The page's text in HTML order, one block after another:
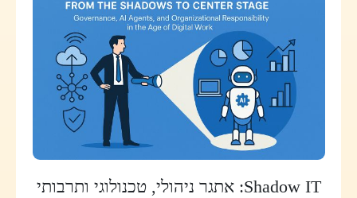
Shadow IT: אתגר ניהולי, טכנולוגי ותרבותי